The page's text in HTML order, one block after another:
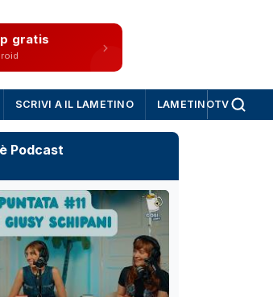
gratis
SCRIVI A IL LAMETINO LAMETINOTV
Podcast